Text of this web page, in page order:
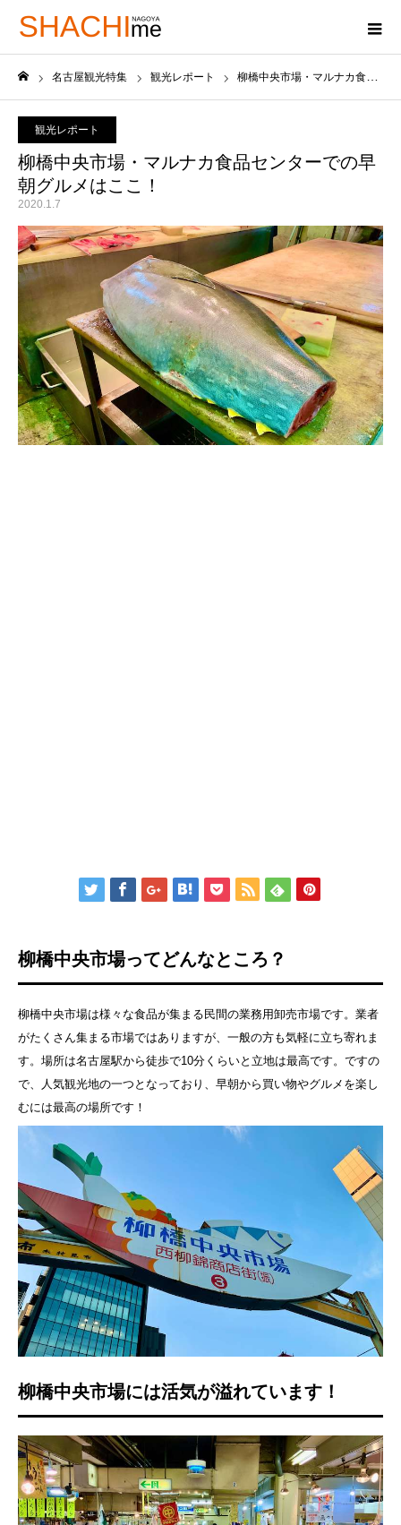
名古屋観光特集 観光レポート 柳橋中央市場・マルナカ食品センターでの早朝グルメはここ！
観光レポート
柳橋中央市場・マルナカ食品センターでの早
朝グルメはここ！
2020.1.7
柳橋中央市場ってどんなところ？
柳橋中央市場は様々な食品が集まる民間の業務用卸売市場です。業者
がたくさん集まる市場ではありますが、一般の方も気軽に立ち寄れま
す。場所は名古屋駅から徒歩で10分くらいと立地は最高です。ですの
で、人気観光地の一つとなっており、早朝から買い物やグルメを楽し
むには最高の場所です！
柳橋中央市場には活気が溢れています！